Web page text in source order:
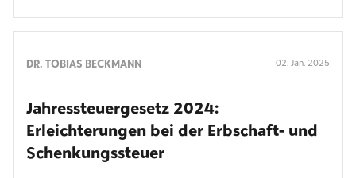
DR. TOBIAS BECKMANN 02. Jan. 2025
Jahressteuergesetz 2024:
Erleichterungen bei der Erbschaft- und
Schenkungssteuer